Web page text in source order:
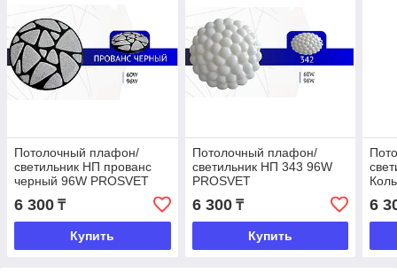
Потолочный плафон/
светильник НП прованс
черный 96W PROSVET
6 300 ₸
Купить
Потолочный плафон/
светильник НП 343 96W
PROSVET
6 300₸
Купить
6